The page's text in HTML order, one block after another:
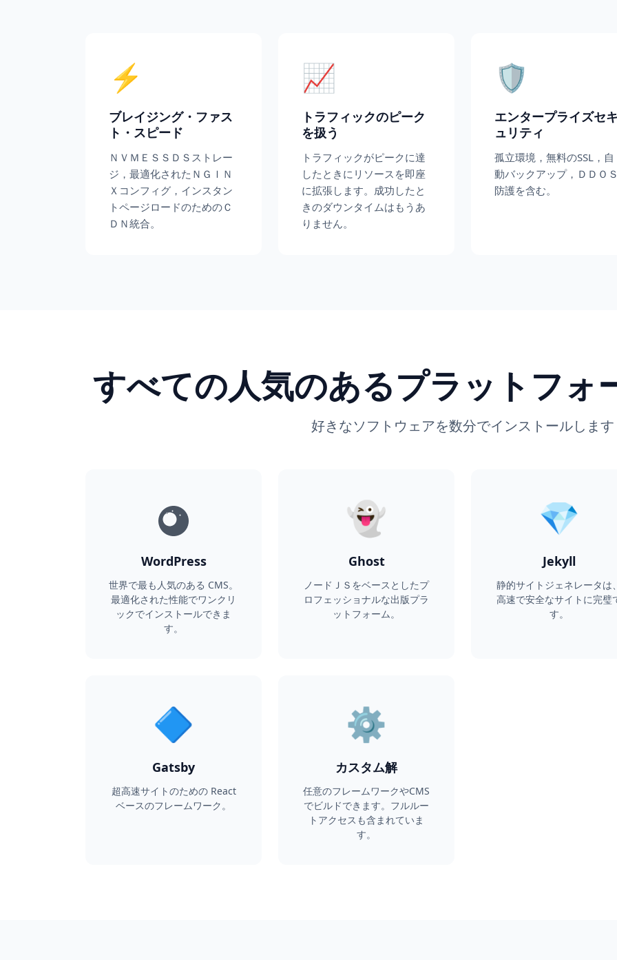
⚡
ブレイジング・ファス
ト・スピード
ＮＶＭＥＳＳＤＳストレー
ジ，最適化されたＮＧＩＮ
Ｘコンフィグ，インスタン
トページロードのためのＣ
ＤＮ統合。
📈
トラフィックのピーク
を扱う
トラフィックがピークに達
したときにリソースを即座
に拡張します。成功したと
きのダウンタイムはもうあ
りません。
🛡️
エンタープライズセキ
ュリティ
孤立環境，無料のSSL，自
動バックアップ，ＤＤＯＳ
防護を含む。
すべての人気のあるプラットフォ
好きなソフトウェアを数分でインストールします
WordPress
世界で最も人気のある CMS。
最適化された性能でワンクリ
ックでインストールできま
す。
👻
Ghost
ノードＪＳをベースとしたプ
ロフェッショナルな出版プラ
ットフォーム。
💎
Jekyll
静的サイトジェネレータは、
高速で安全なサイトに完璧
す。
🔷
Gatsby
超高速サイトのための React
ベースのフレームワーク。
⚙️
カスタム解
任意のフレームワークやCMS
でビルドできます。フルルー
トアクセスも含まれていま
す。